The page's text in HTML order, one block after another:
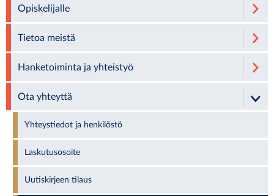
Opiskelijalle
Tietoa meistä
Hanketoiminta ja yhteistyö
Ota yhteyttä
Yhteystiedot ja henkilöstö
Laskutusosoite
Uutiskirjeen tilaus